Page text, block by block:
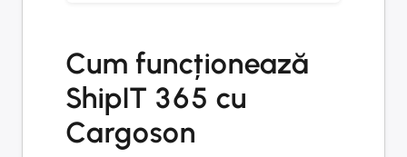
Cum funcționează
ShipIT 365 cu
Cargoson